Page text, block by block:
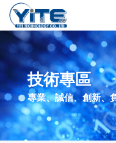
YITE Technology
技術專區
專業、誠信、創新、